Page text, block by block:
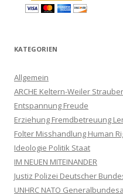
KATEGORIEN
Allgemein
ARCHE Keltern-Weiler
Entspannung Freude
Erziehung Fremdbetreuung
Folter Misshandlung Human
Ideologie Politik Staat
IM NEUEN MITEINANDER
Justiz Polizei Deutscher
UNHRC NATO